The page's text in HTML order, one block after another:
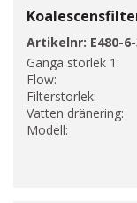
Artikelnr: E480-
Gänga storlek 1:
Flow:
Filterstorlek:
Vatten dränering:
Modell: